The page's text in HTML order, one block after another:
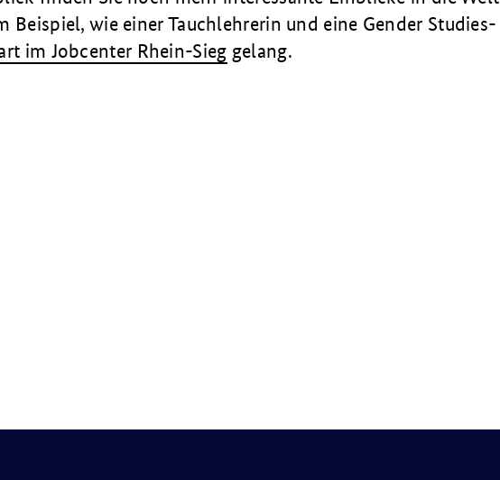
Beispiel, wie einer Tauchlehrerin und eine Gender Studies-
im Jobcenter Rhein-Sieg gelang.